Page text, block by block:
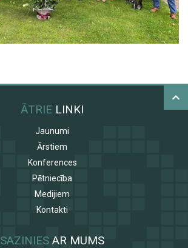
ĀTRIE LINKI
Jaunumi
Ārstiem
Konferences
Pētniecība
Medijiem
Kontakti
SAZINIES AR MUMS